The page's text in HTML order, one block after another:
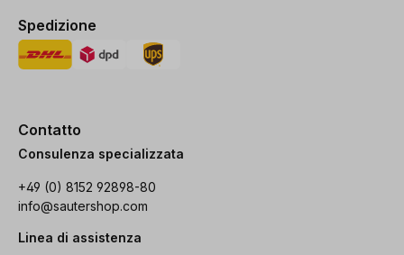
Spedizione
Contatto
Consulenza specializzata
+49 (0) 8152 92898-80
info@sautershop.com
Linea di assistenza